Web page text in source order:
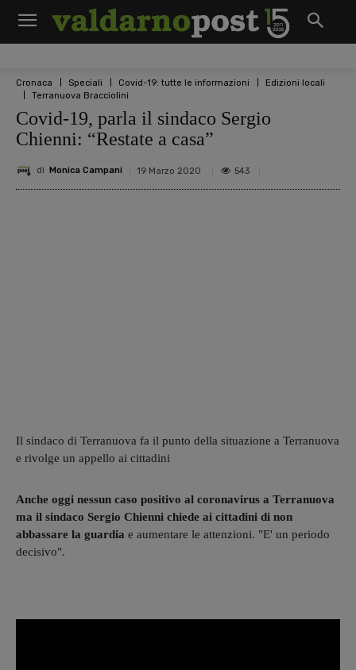
Cronaca Speciali Covid-19: tutte le informazioni
Edizioni locali
Terranuova Bracciolini
Covid-19, parla il sindaco Sergio
Chienni: “Restate a casa”
di Monica Campani 19 Marzo 2020 543
Il sindaco di Terranuova fa il punto della situazione a Terranuova
e rivolge un appello ai cittadini
Anche oggi nessun caso positivo al coronavirus a Terranuova
ma il sindaco Sergio Chienni chiede ai cittadini di non
abbassare la guardia e aumentare le attenzioni. "E' un periodo
decisivo".